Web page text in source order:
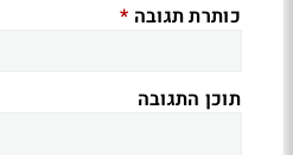
כותרת תגובה *
תוכן התגובה